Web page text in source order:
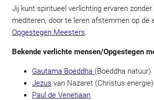
Jij kunt spiritueel verlichting ervaren
mediteren, door te leren afstemmen op de
Opgestegen Meesters
Bekende verlichte mensen/Opgestegen
Gautama Boeddha (Boeddha natuur)
Jezus van Nazaret (Christus energie)
Paul de Venetiaan